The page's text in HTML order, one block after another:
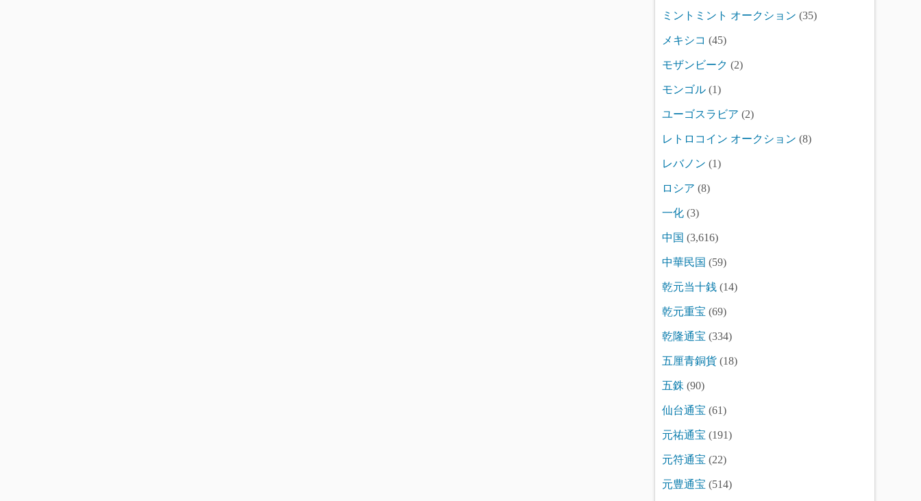
ミントミント オークション (35)
メキシコ (45)
モザンビーク (2)
モンゴル (1)
ユーゴスラビア (2)
レトロコイン オークション (8)
レバノン (1)
ロシア (8)
一化 (3)
中国 (3,616)
中華民国 (59)
乾元当十銭 (14)
乾元重宝 (69)
乾隆通宝 (334)
五厘青銅貨 (18)
五銖 (90)
仙台通宝 (61)
元祐通宝 (191)
元符通宝 (22)
元豊通宝 (514)